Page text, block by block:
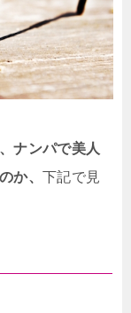
ナンパで美人
か、 下記で見